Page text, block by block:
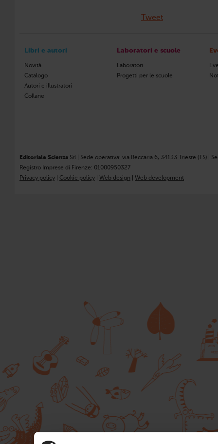
Tweet
Libri e autori
Novità
Catalogo
Autori e illustratori
Collane
Laboratori e scuole
Laboratori
Progetti per le scuole
Editoriale Scienza Srl | Sede operativa: via Beccaria 6, 34133 Trieste (TS) |
Registro Imprese di Firenze: 01000950327
Privacy policy
Cookie policy Web design Web development